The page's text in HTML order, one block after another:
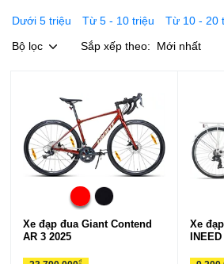
Dưới 5 triệu Từ 5 - 10 triệu Từ 10 - 20
Bộ lọc
Sắp xếp theo:
Xe đạp đua Giant Contend
AR 3 2025
₫
Xe